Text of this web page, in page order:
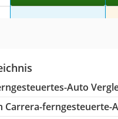
Auto
Carrera-ferngesteuerte-